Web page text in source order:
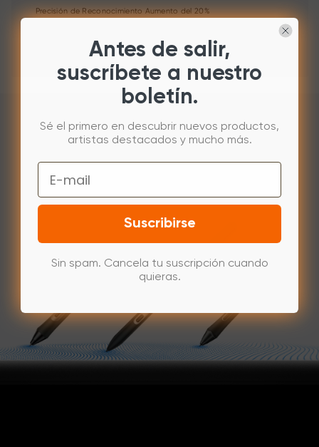
Precisión de Reconocimiento Aumento del 20%
Lápiz con Chip Inteligente X3Antes de salir,
suscríbete a nuestro
boletín.
Sé el primero en descubrir nuevos productos,
artistas destacados y mucho más.
Email
Suscribirse
Sin spam. Cancela tu suscripción cuando
quieras.